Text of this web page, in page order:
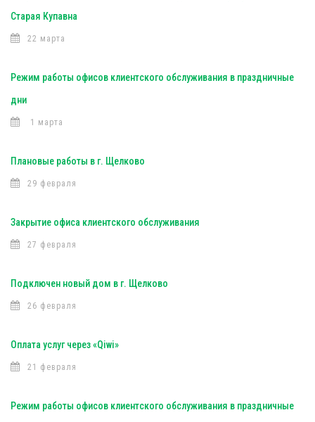
Старая Купавна
22 марта
Режим работы офисов клиентского обслуживания в праздничные
дни
1 марта
Плановые работы в г. Щелково
29 февраля
Закрытие офиса клиентского обслуживания
27 февраля
Подключен новый дом в г. Щелково
26 февраля
Оплата услуг через «Qiwi»
21 февраля
Режим работы офисов клиентского обслуживания в праздничные